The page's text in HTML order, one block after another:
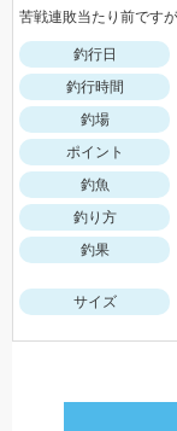
苦戦連敗当たり前です
釣行日
釣行時間
釣場
ポイント
釣魚
釣り方
釣果
サイズ